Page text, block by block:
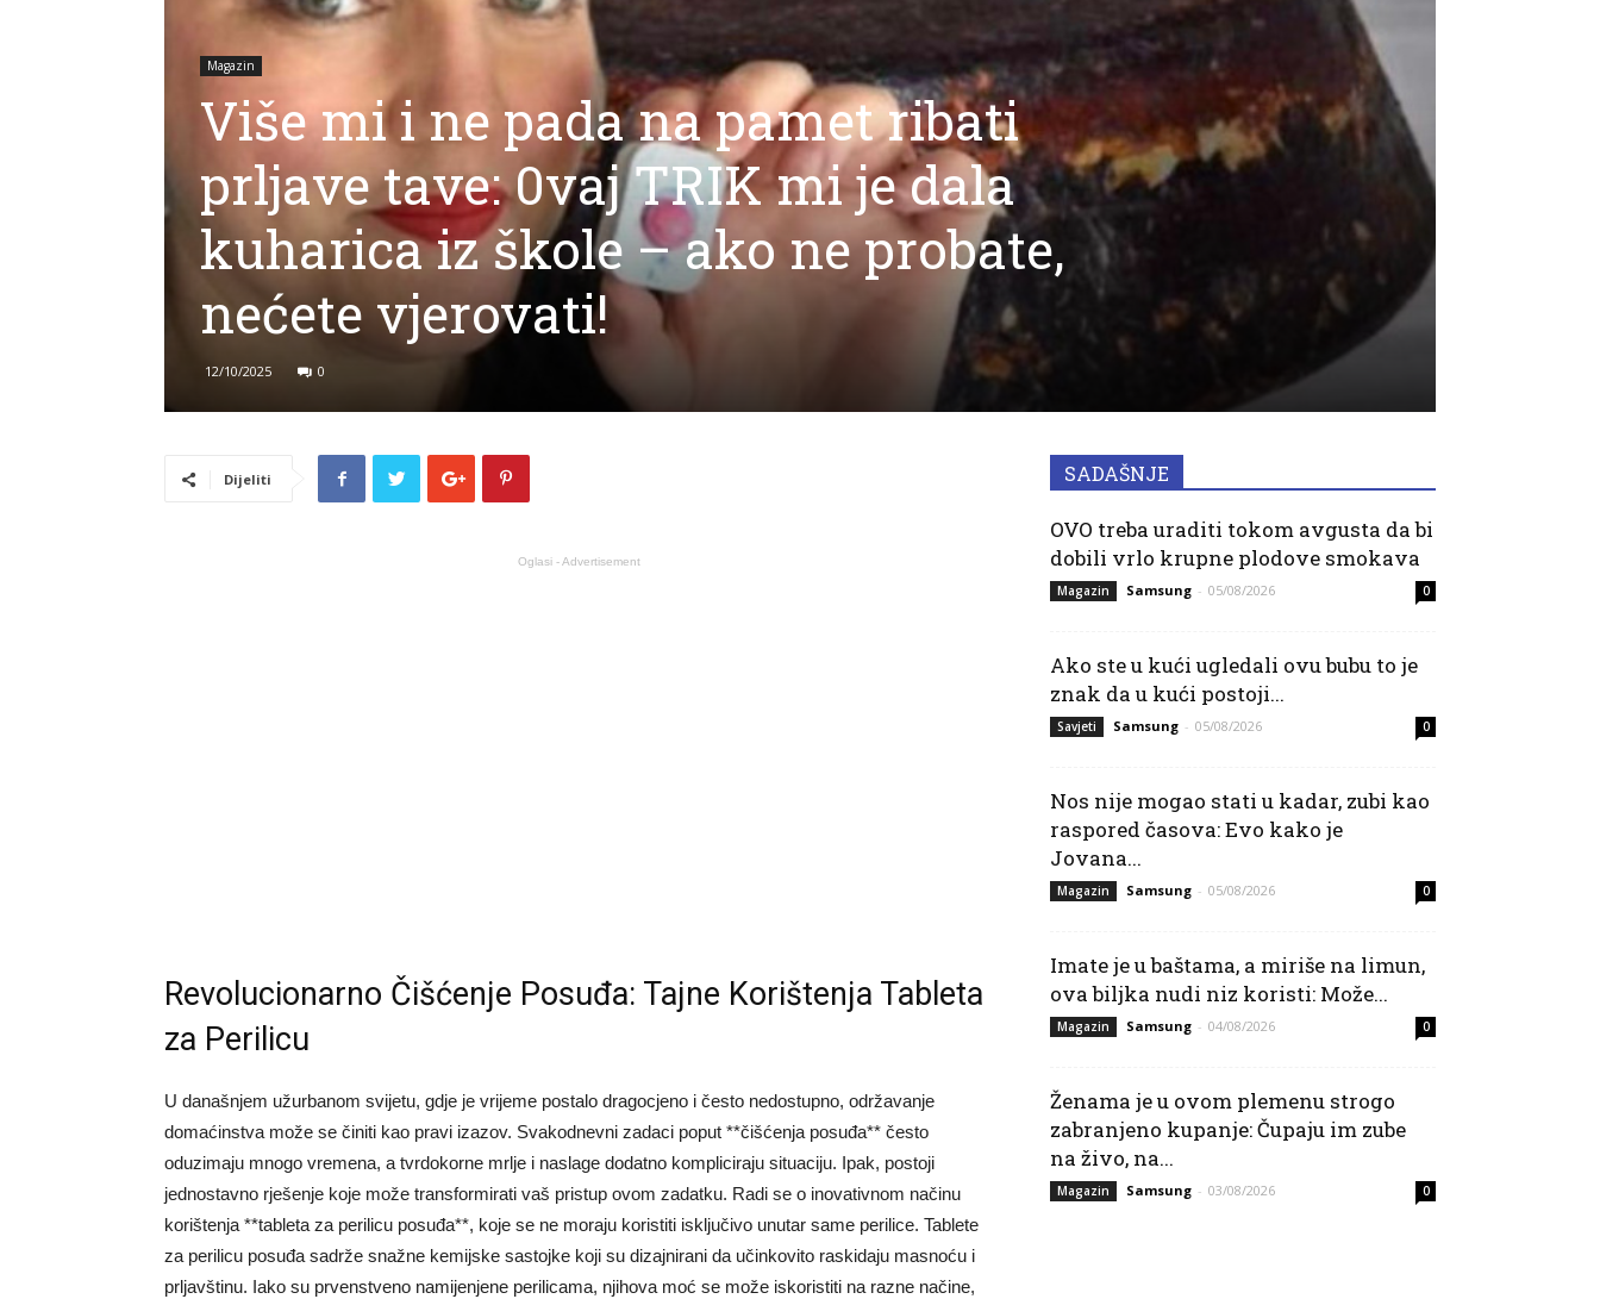
Magazin
Više mi i ne pada na pamet ribati
prljave tave: 0vaj TRIK mi je dala
kuharica iz škole – ako ne probate,
nećete vjerovati!
12/10/2025 0
Dijeliti
Oglasi - Advertisement
Revolucionarno Čišćenje Posuđa: Tajne Korištenja Tableta
za Perilicu
U današnjem užurbanom svijetu, gdje je vrijeme postalo dragocjeno i često nedostupno, održavanje
domaćinstva može se činiti kao pravi izazov. Svakodnevni zadaci poput **čišćenja posuđa** često
oduzimaju mnogo vremena, a tvrdokorne mrlje i naslage dodatno kompliciraju situaciju. Ipak, postoji
jednostavno rješenje koje može transformirati vaš pristup ovom zadatku. Radi se o inovativnom načinu
korištenja **tableta za perilicu posuđa**, koje se ne moraju koristiti isključivo unutar same perilice. Tablete
za perilicu posuđa sadrže snažne kemijske sastojke koji su dizajnirani da učinkovito raskidaju masnoću i
prljavštinu. Iako su prvenstveno namijenjene perilicama, njihova moć se može iskoristiti na razne načine,
SADAŠNJE
OVO treba uraditi tokom avgusta da bi
dobili vrlo krupne plodove smokava
Magazin Samsung - 05/08/2026 0
Ako ste u kući ugledali ovu bubu to je
znak da u kući postoji...
Savjeti Samsung - 05/08/2026 0
Nos nije mogao stati u kadar, zubi kao
raspored časova: Evo kako je
Jovana...
Magazin Samsung - 05/08/2026 0
Imate je u baštama, a miriše na limun,
ova biljka nudi niz koristi: Može...
Magazin Samsung - 04/08/2026 0
Ženama je u ovom plemenu strogo
zabranjeno kupanje: Čupaju im zube
na živo, na...
Magazin Samsung - 03/08/2026 0